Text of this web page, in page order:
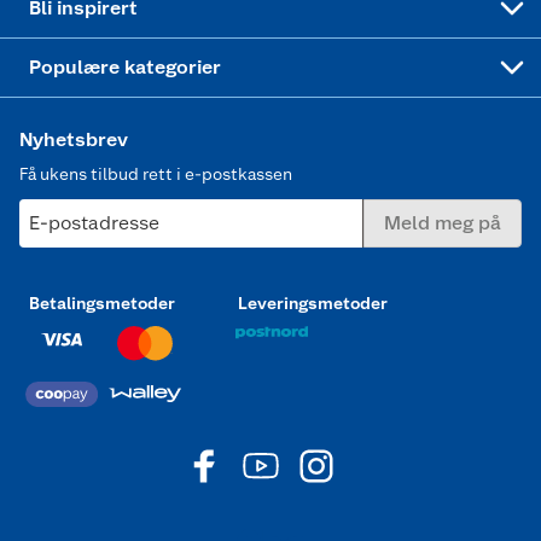
Bli inspirert
Populære kategorier
Nyhetsbrev
Få ukens tilbud rett i e-postkassen
E-postadresse Meld meg på
Betalingsmetoder Leveringsmetoder